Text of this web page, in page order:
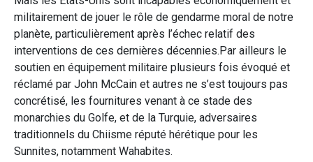
militairement de jouer le rôle de gendarme moral de notre
planète, particulièrement après l’échec relatif des
interventions de ces dernières décennies.Par ailleurs le
soutien en équipement militaire plusieurs fois évoqué et
réclamé par John McCain et autres ne s’est toujours pas
concrétisé, les fournitures venant à ce stade des
monarchies du Golfe, et de la Turquie, adversaires
traditionnels du Chiisme réputé hérétique pour les
Sunnites, notamment Wahabites.